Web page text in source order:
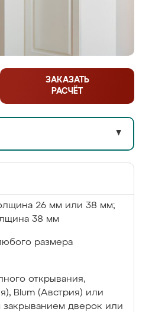
ЗАКАЗАТЬ
РАСЧЁТ
▼
26 мм или 38 мм;
38 мм
размера
открывания,
Blum (Австрия) или
закрыванием дверок или